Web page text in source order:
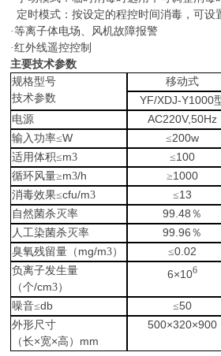
定时模式：按设定的程控时间消毒，可设
·等离子体电场、风机故障报警
·红外线遥控控制
主要技术参数
规格型号
技术参数
移动式
YF/XDJ-Y1000
电源
AC220V,50Hz
输入功率≤W ≤200w
适用体积≤m3 ≤100
循环风量≥m3/h ≥1000
消毒效果≤cfu/m3 ≤13
自然菌杀灭率 99.48 ％
人工染菌杀灭率
99.96 ％
臭氧残留量（ mg/m3） ≤0.02
负离子发生量
（个/cm3）
6×106
噪音≤db ≤50
外形尺寸
（长×宽×高） mm
500×320×900